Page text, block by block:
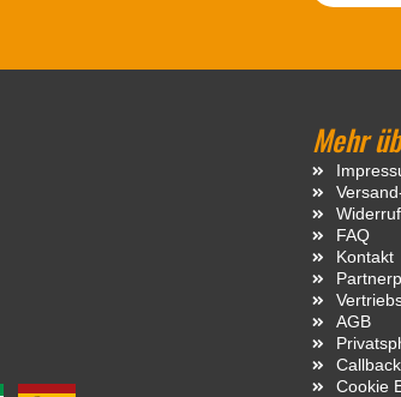
Mehr
FAQ
Kontakt
AGB
Cookie